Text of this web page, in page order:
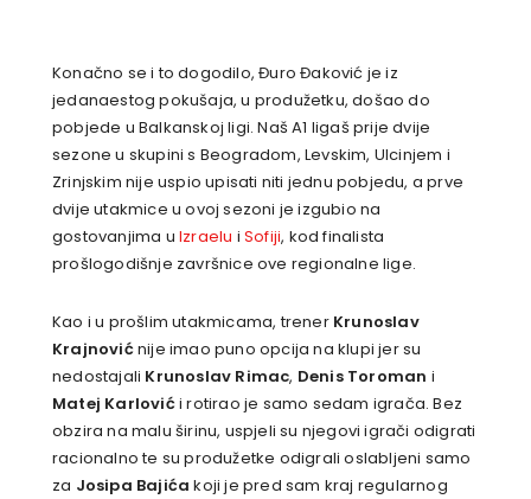
Konačno se i to dogodilo, Đuro Đaković je iz
jedanaestog pokušaja, u produžetku, došao do
pobjede u Balkanskoj ligi. Naš A1 ligaš prije dvije
sezone u skupini s Beogradom, Levskim, Ulcinjem i
Zrinjskim nije uspio upisati niti jednu pobjedu, a prve
dvije utakmice u ovoj sezoni je izgubio na
gostovanjima u Izraelu iSofiji, kod finalista
prošlogodišnje završnice ove regionalne lige.
Kao i u prošlim utakmicama, trener Krunoslav
Krajnovićnije imao puno opcija na klupi jer su
nedostajali Krunoslav Rimac, Denis Toroman i
Matej Karlovići rotirao je samo sedam igrača. Bez
obzira na malu širinu, uspjeli su njegovi igrači odigrati
racionalno te su produžetke odigrali oslabljeni samo
za Josipa Bajića koji je pred sam kraj regularnog